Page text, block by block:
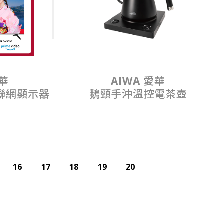
網顯示器
AIWA 愛華
鵝頸手沖溫控電茶壺
16 17 18 19 20